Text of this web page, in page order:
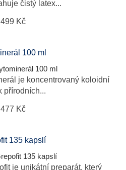
čistý latex...
499 Kč
100 ml
je koncentrovaný koloidní
přírodních...
477 Kč
135 kapslí
je unikátní preparát, který